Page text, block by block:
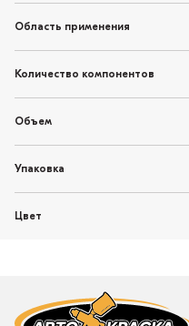
Область применения
Количество компонентов
Объем
Упаковка
Цвет